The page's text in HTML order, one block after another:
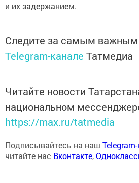
и их задержанием.
Следите за самым
Telegram-канале Татмедиа
Читайте новости
национальном
https://max.ru/tatmedia
Подписывайтесь на наш
читайте нас Вконтакте,